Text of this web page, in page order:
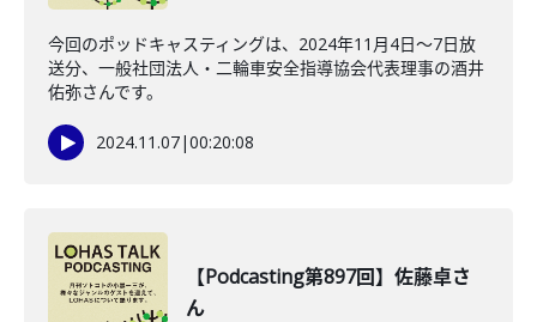
今回のポッドキャスティングは、2024年11月4日～7日放
送分、一般社団法人・二輪車安全指導協会代表理事の酒井
佑弥さんです。
2024.11.07|00:20:08
【Podcasting第897回】佐藤卓さ
ん